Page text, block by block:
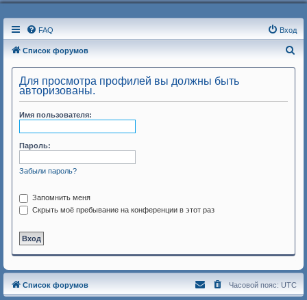
FAQ Вход
Список форумов
Для просмотра профилей вы должны быть
авторизованы.
Имя пользователя:
Пароль:
Забыли пароль?
Запомнить меня
Скрыть моё пребывание на конференции в этот раз
Список форумов Часовой пояс: UTC